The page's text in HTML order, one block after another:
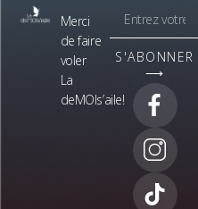
Merci
de faire
voler
La
deMOIs’aile!
S'ABONNER
⟶